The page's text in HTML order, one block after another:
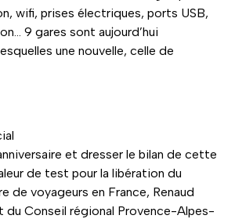
wifi, prises électriques, ports USB,
9 gares sont aujourd’hui
une nouvelle, celle de
et dresser le bilan de cette
de test pour la libération du
de voyageurs en France, Renaud
du Conseil régional Provence-Alpes-